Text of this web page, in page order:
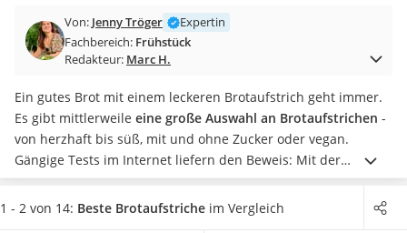
Balsamico-Essig
Schwarzkümmelöl bio
Honig
Gemüsebrühe
Eiskaffee-Pulver
Irischer Whiskey
Grapefruitkernextrakt
Matcha-Set
Von: Jenny Tröger
Expertin
Fachbereich: Frühstück
Redakteur: Marc H.
Ein gutes Brot mit einem leckeren Brotaufstrich geht immer.
Es gibt mittlerweile eine große Auswahl an Brotaufstrichen -
von herzhaft bis süß, mit und ohne Zucker oder vegan.
Gängige Tests im Internet liefern den Beweis: Mit der
passendenBrotbackmischungzaubern Sie sich einen
herrlichen Snack für jede Tageszeit. Wählen Sie jetzt aus
1 - 2 von 14: Beste Brotaufstriche im Vergleich